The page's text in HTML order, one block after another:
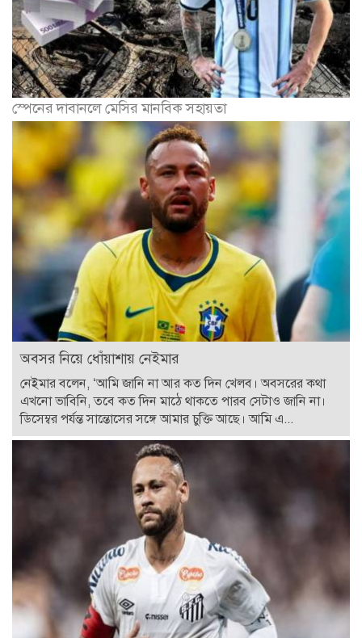
স্পেনের দাবানলে মেসির মানবিক সহায়তা
অবসর নিয়ে ধোঁয়াশায় নেইমার
নেইমার বলেন, ‘আমি জানি না আর কত দিন খেলব। অবসরের কথা
এখনো ভাবিনি, তবে কত দিন মাঠে থাকতে পারব সেটাও জানি না।
ডিসেম্বর পর্যন্ত সান্তোসের সঙ্গে আমার চুক্তি আছে। আমি এ...